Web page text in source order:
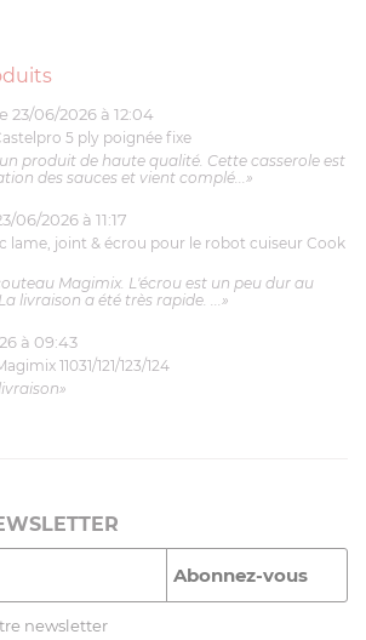
23/06/2026 à 12:04
5 ply poignée fixe
produit de haute qualité. Cette casserole est
des sauces et vient complé...»
06/2026 à 11:17
lame, joint & écrou pour le robot cuiseur Cook
Magimix. L'écrou est un peu dur au
livraison a été très rapide. ...»
à 09:43
11031/121/123/124
newsletter